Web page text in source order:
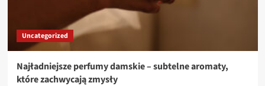
Uncategorized
Najładniejsze perfumy damskie – subtelne aromaty,
które zachwycają zmysły